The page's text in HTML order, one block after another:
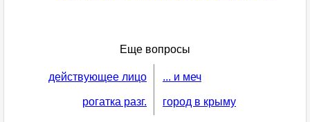
Еще вопросы
действующее лицо
рогатка разг.
... и меч
город в крыму